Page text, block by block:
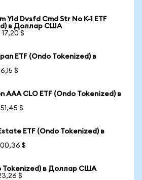
Yld Dvsfd Cmd Str No K-1 ETF
в Доллар США
$
ETF (Ondo Tokenized) в
$
AAA CLO ETF (Ondo Tokenized) в
$
ETF (Ondo Tokenized) в
$
Tokenized) в Доллар США
$